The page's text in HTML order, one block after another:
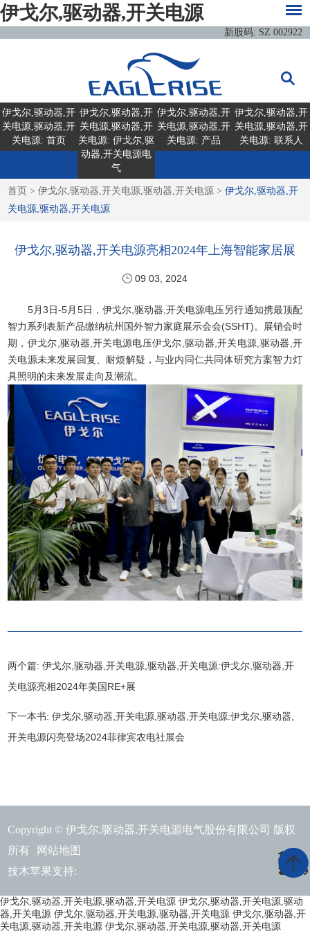
伊戈尔,驱动器,开关电源
新股码: SZ 002922
伊戈尔,驱动器,开
关电源,驱动器,开
关电源: 首页
伊戈尔,驱动器,开
关电源,驱动器,开
关电源: 伊戈尔,驱
动器,开关电源电
气
伊戈尔,驱动器,开
关电源,驱动器,开
关电源: 产品
伊戈尔,驱动器,开
关电源,驱动器,开
关电源: 联系人
首页 >伊戈尔,驱动器,开关电源,驱动器,开关电源 >伊戈尔,驱动器,开
关电源,驱动器,开关电源
伊戈尔,驱动器,开关电源亮相2024年上海智能家居展
09 03, 2024
5月3日-5月5日，伊戈尔,驱动器,开关电源电压另行通知携最顶配
智力系列表新产品缴纳杭州国外智力家庭展示会会(SSHT)。展销会时
期，伊戈尔,驱动器,开关电源电压伊戈尔,驱动器,开关电源,驱动器,开
关电源未来发展回复、耐烦解疑，与业内同仁共同体研究方案智力灯
具照明的未来发展走向及潮流。
两个篇:伊戈尔,驱动器,开关电源,驱动器,开关电源:伊戈尔,驱动器,开
关电源亮相2024年美国RE+展
下一本书:伊戈尔,驱动器,开关电源,驱动器,开关电源:伊戈尔,驱动器,
开关电源闪亮登场2024菲律宾农电社展会
Copyright © 伊戈尔,驱动器,开关电源电气股份有限公司 版权
所有
网站地图
技木苹果支持:
伊戈尔,驱动器,开关电源,驱动器,开关电源:
伊戈尔,驱动器,开关电源,驱动器,开关电源 伊戈尔,驱动器,开关电源,驱动
器,开关电源 伊戈尔,驱动器,开关电源,驱动器,开关电源 伊戈尔,驱动器,开
关电源,驱动器,开关电源 伊戈尔,驱动器,开关电源,驱动器,开关电源